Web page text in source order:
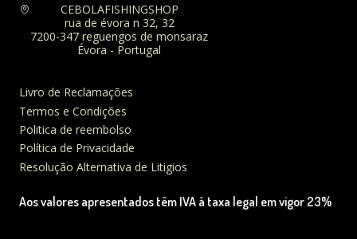
CEBOLAFISHINGSHOP
rua de évora n 32, 32
7200-347 reguengos de monsaraz
Évora - Portugal
Livro de Reclamações
Termos e Condições
Politica de reembolso
Política de Privacidade
Resolução Alternativa de Litigios
Aos valores apresentados têm IVA à taxa legal em vigor 23%